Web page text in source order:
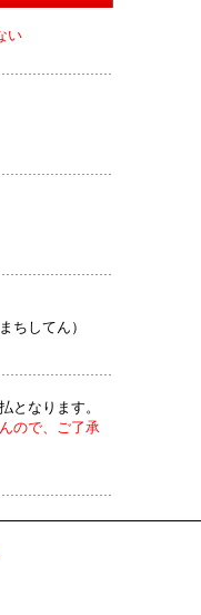
い
ちしてん）
となります。
ので、ご了承